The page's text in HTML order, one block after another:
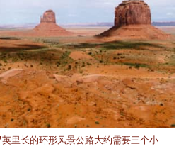
里长的环形风景公路大约需要三个小